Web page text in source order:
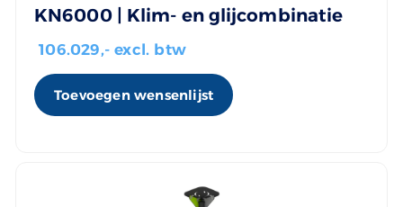
KN6000 | Klim- en glijcombinatie
106.029,- excl. btw
Toevoegen wensenlijst